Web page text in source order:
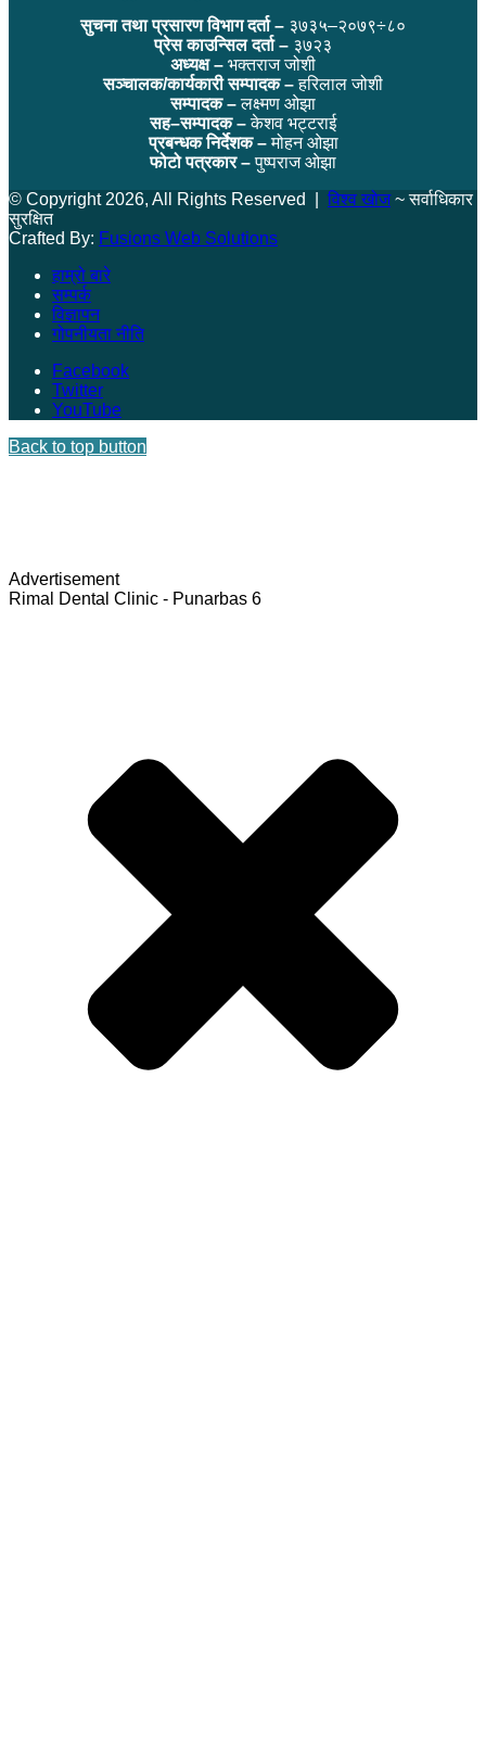
सुचना तथा प्रसारण विभाग दर्ता – ३७३५–२०७९÷८०
प्रेस काउन्सिल दर्ता – ३७२३
अध्यक्ष – भक्तराज जोशी
सञ्चालक/कार्यकारी सम्पादक –हरिलाल जोशी
सम्पादक –लक्ष्मण ओझा
सह–सम्पादक –केशव भट्टराई
प्रबन्धक निर्देशक –मोहन ओझा
फोटो पत्रकार –पुष्पराज ओझा
© Copyright 2026, All Rights Reserved | विश्व खोज~ सर्वाधिकार
सुरक्षित
Crafted By: Fusions Web Solutions
हाम्रो बारे
सम्पर्क
विज्ञापन
गोपनीयता नीति
Facebook
Twitter
YouTube
Back to top button
Advertisement
Rimal Dental Clinic - Punarbas 6